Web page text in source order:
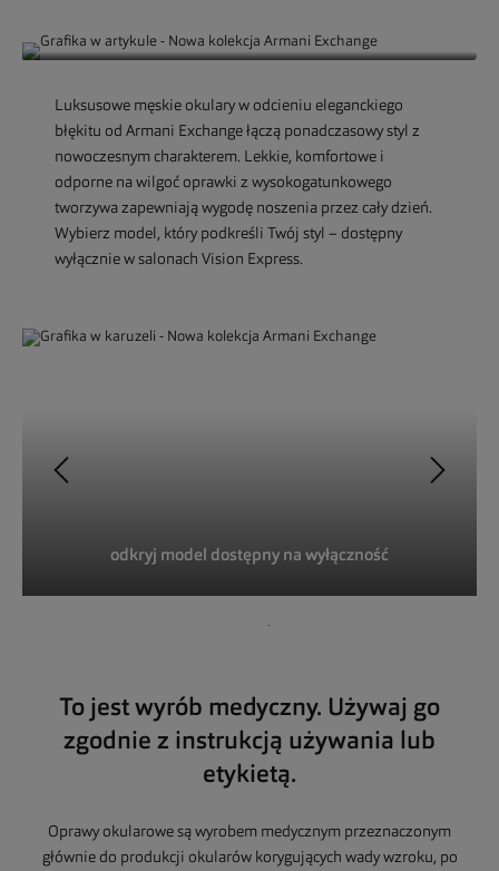
Luksusowe męskie okulary w odcieniu eleganckiego
błękitu od Armani Exchange łączą ponadczasowy styl z
nowoczesnym charakterem. Lekkie, komfortowe i
odporne na wilgoć oprawki z wysokogatunkowego
tworzywa zapewniają wygodę noszenia przez cały dzień.
Wybierz model, który podkreśli Twój styl – dostępny
wyłącznie w salonach Vision Express.
odkryj model dostępny na wyłączność
To jest wyrób medyczny. Używaj go
zgodnie z instrukcją używania lub
etykietą.
Oprawy okularowe są wyrobem medycznym przeznaczonym
głównie do produkcji okularów korygujących wady wzroku, po